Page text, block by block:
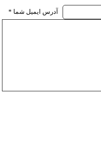
* آدرس ايميل شما